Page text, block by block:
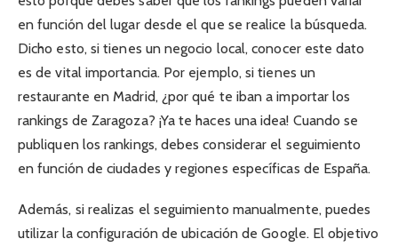
en función del lugar desde el que se realice la búsqueda.
Dicho esto, si tienes un negocio local, conocer este dato
es de vital importancia. Por ejemplo, si tienes un
restaurante en Madrid, ¿por qué te iban a importar los
rankings de Zaragoza? ¡Ya te haces una idea! Cuando se
publiquen los rankings, debes considerar el seguimiento
en función de ciudades y regiones específicas de España.
Además, si realizas el seguimiento manualmente, puedes
utilizar la configuración de ubicación de Google. El objetivo